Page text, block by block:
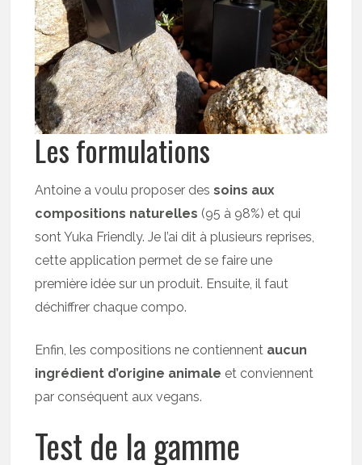
Les formulations
Antoine a voulu proposer dessoins aux
compositions naturelles (95 à 98%) et qui
sont Yuka Friendly. Je l’ai dit à plusieurs reprises,
cette application permet de se faire une
première idée sur un produit. Ensuite, il faut
déchiffrer chaque compo.
Enfin, les compositions ne contiennent aucun
ingrédient d’origine animale et conviennent
par conséquent aux vegans.
Test de la gamme